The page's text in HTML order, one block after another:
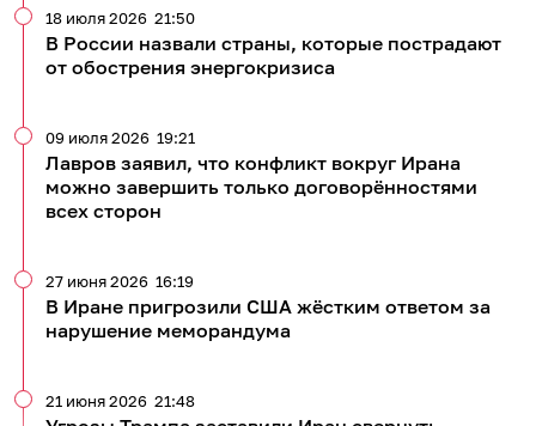
В России назвали страны, которые пострадают
от обострения энергокризиса
18 июля 2026 21:50
Лавров заявил, что конфликт вокруг Ирана
можно завершить только договорённостями
всех сторон
09 июля 2026 19:21
В Иране пригрозили США жёстким ответом за
нарушение меморандума
27 июня 2026 16:19
21 июня 2026 21:48